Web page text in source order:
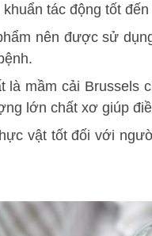
tác động tốt
nên được sử
là mầm cải Brussels
lớn chất xơ giúp
vật tốt đối với